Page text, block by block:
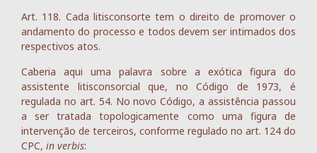
Art. 118. Cada litisconsorte tem o direito de promover o
andamento do processo e todos devem ser intimados dos
respectivos atos.
Caberia aqui uma palavra sobre a exótica figura do
assistente litisconsorcial que, no Código de 1973, é
regulada no art. 54. No novo Código, a assistência passou
a ser tratada topologicamente como uma figura de
intervenção de terceiros, conforme regulado no art. 124 do
CPC, in verbis: